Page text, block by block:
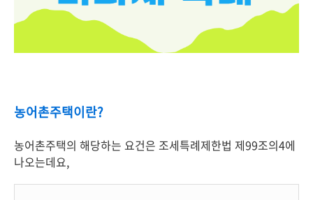
농어촌주택이란?
농어촌주택의 해당하는 요건은 조세특례제한법 제99조의4에
나오는데요,